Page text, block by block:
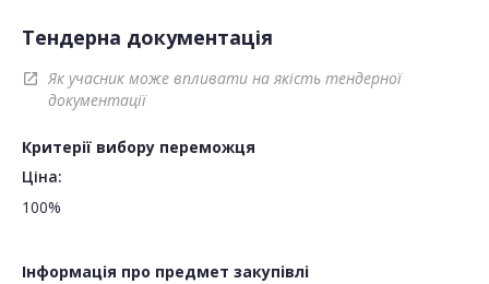
Тендерна документація
open_in_new
Як учасник може впливати на якість тендерної
документації
Критерії вибору переможця
Ціна:
100%
Інформація про предмет закупівлі